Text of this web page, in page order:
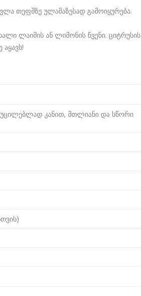
თეფშზე ულამაზესად გამოიყურება.
ლაიმის ან ლიმონის წვენი. ციტრუსის
კანით, მთლიანი და სწორი